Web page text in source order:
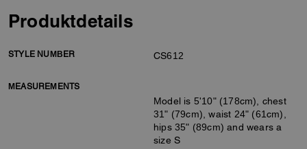
Produktdetails
STYLE NUMBER CS612
MEASUREMENTS
Model is 5'10" (178cm), chest
31" (79cm), waist 24" (61cm),
hips 35" (89cm) and wears a
size S